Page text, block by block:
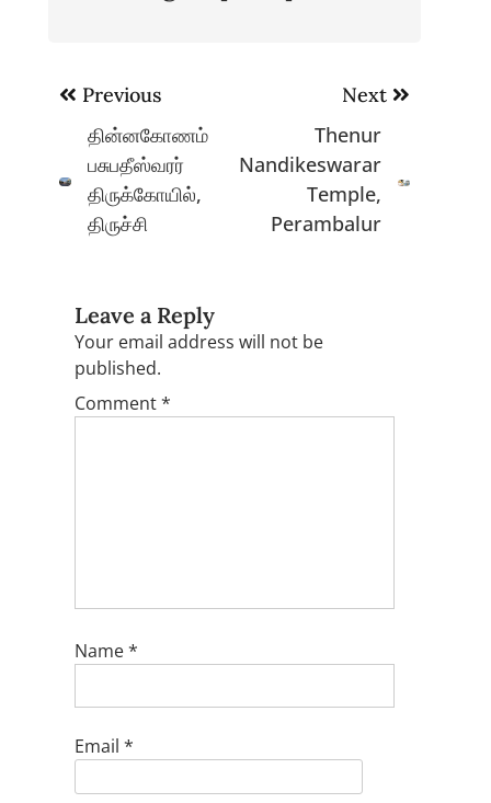
Post
navigation
Previous
தின்னகோணம்
பசுபதீஸ்வரர்
திருக்கோயில்,
திருச்சி
Next
Thenur
Nandikeswarar
Temple,
Perambalur
Leave a Reply
Your email address will not be
published.
Comment*
Name*
Email *